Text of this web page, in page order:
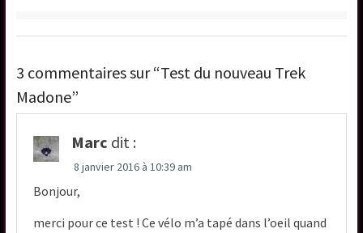
3 commentaires sur “Test du nouveau Trek
Madone”
Marc dit :
8 janvier 2016 à 10:39 am
Bonjour,
merci pour ce test ! Ce vélo m’a tapé dans l’oeil quand